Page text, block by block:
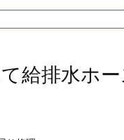
給排水ホ